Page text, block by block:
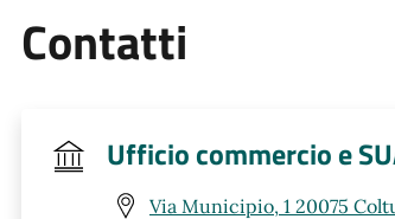
Contatti
Ufficio commercio e
Via Municipio, 1 20075